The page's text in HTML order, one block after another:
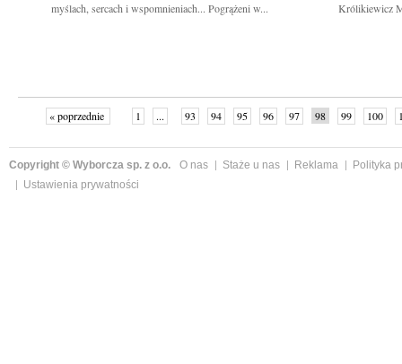
myślach, sercach i wspomnieniach... Pogrążeni w...
Królikiewicz
« poprzednie 1 ... 93 94 95 96 97 98 99 100
Copyright © Wyborcza sp. z o.o. O nas Staże u nas Reklama
Polityka
Ustawienia prywatności